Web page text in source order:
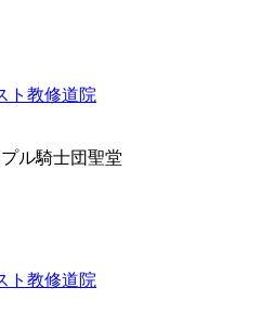
ト教修道院
ル騎士団聖堂
ト教修道院